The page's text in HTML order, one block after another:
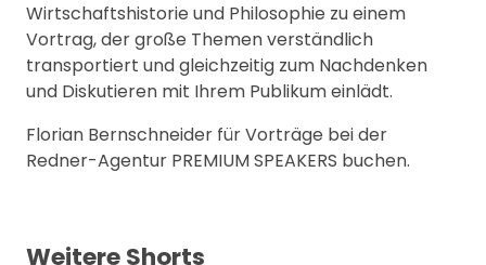
Wirtschaftshistorie und Philosophie zu einem
Vortrag, der große Themen verständlich
transportiert und gleichzeitig zum Nachdenken
und Diskutieren mit Ihrem Publikum einlädt.
Florian Bernschneider für Vorträge bei der
Redner-Agentur PREMIUM SPEAKERS buchen.
Weitere Shorts